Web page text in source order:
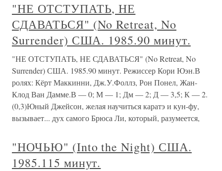
"НЕ ОТСТУПАТЬ, НЕ
СДАВАТЬСЯ" (No Retreat, No
Surrender) США. 1985.90 минут.
"НЕ ОТСТУПАТЬ, НЕ СДАВАТЬСЯ" (No Retreat, No
Surrender) США. 1985.90 минут. Режиссер Кори Юэн.В
ролях: Кёрт Маккинни, Дж.У.Фоллз, Рон Понел, Жан-
Клод Ван Дамме.В — 0; М — 1; Дм — 2; Д — 3,5; К — 2.
(0,3)Юный Джейсон, желая научиться каратэ и кун-фу,
вызывает... дух самого Брюса Ли, который, разумеется,
"НОЧЬЮ" (Into the Night) США.
1985.115 минут.